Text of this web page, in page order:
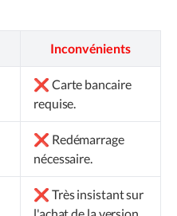
Inconvénients
❌ Carte bancaire
requise.
❌ Redémarrage
nécessaire.
❌ Très insistant sur